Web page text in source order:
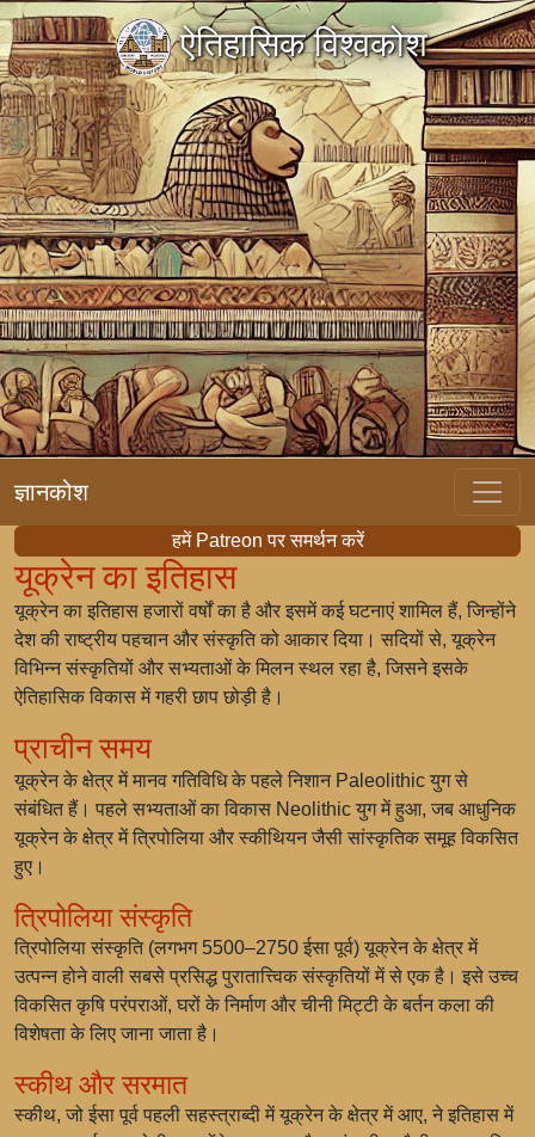
ऐतिहासिक विश्वकोश
ज्ञानकोश
हमें Patreon पर समर्थन करें
यूक्रेन का इतिहास
यूक्रेन का इतिहास हजारों वर्षों का है और इसमें कई घटनाएं शामिल हैं, जिन्होंने
देश की राष्ट्रीय पहचान और संस्कृति को आकार दिया। सदियों से, यूक्रेन
विभिन्न संस्कृतियों और सभ्यताओं के मिलन स्थल रहा है, जिसने इसके
ऐतिहासिक विकास में गहरी छाप छोड़ी है।
प्राचीन समय
यूक्रेन के क्षेत्र में मानव गतिविधि के पहले निशान Paleolithic युग से
संबंधित हैं। पहले सभ्यताओं का विकास Neolithic युग में हुआ, जब आधुनिक
यूक्रेन के क्षेत्र में त्रिपोलिया और स्कीथियन जैसी सांस्कृतिक समूह विकसित
हुए।
त्रिपोलिया संस्कृति
त्रिपोलिया संस्कृति (लगभग 5500–2750 ईसा पूर्व) यूक्रेन के क्षेत्र में
उत्पन्न होने वाली सबसे प्रसिद्ध पुरातात्त्विक संस्कृतियों में से एक है। इसे उच्च
विकसित कृषि परंपराओं, घरों के निर्माण और चीनी मिट्टी के बर्तन कला की
विशेषता के लिए जाना जाता है।
स्कीथ और सरमात
स्कीथ, जो ईसा पूर्व पहली सहस्त्राब्दी में यूक्रेन के क्षेत्र में आए, ने इतिहास में